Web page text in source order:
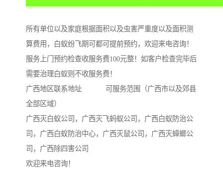
所有单位以及家庭根据面积以及虫害严重度以及面积测
算费用，白蚁纷飞期可都可提前预约，欢迎来电咨询！
服务上门预约检查收服务费100元整！如客户检查完毕后
需要治理白蚁则不收服务费！
广西地区联系地址 可服务范围（广西市以及郊县
全部区域）
广西灭白蚁公司，广西灭飞蚂蚁公司，广西白蚁防治公
司，广西白蚁防治中心，广西灭鼠公司，广西灭蟑螂公
司，广西除四害公司
欢迎来电咨询！